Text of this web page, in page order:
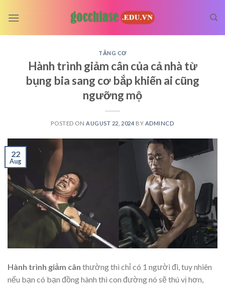
TĂNG CƠ
Hành trình giảm cân của cả nhà từ
bụng bia sang cơ bắp khiến ai cũng
ngưỡng mộ
POSTED ON AUGUST 22, 2024 BY ADMINCD
22
Aug
Hành trình giảm cân thường thì chỉ có 1 người đi, tuy nhiên
nếu bạn có bạn đồng hành thì con đường nó sẽ thú vị hơn,